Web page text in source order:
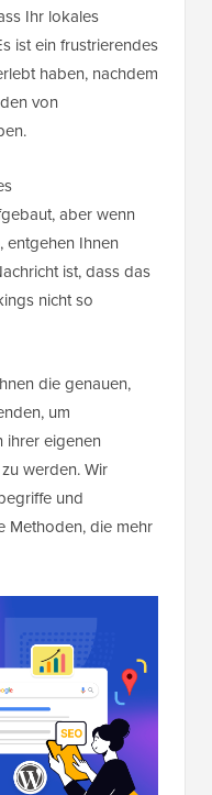
Ihr lokales
ist ein frustrierendes
haben, nachdem
von
aber wenn
entgehen Ihnen
ist, dass das
nicht so
die genauen,
um
ihrer eigenen
werden. Wir
und
Methoden, die mehr